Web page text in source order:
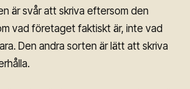
är svår att skriva eftersom den
vad företaget faktiskt är, inte vad
Den andra sorten är lätt att skriva